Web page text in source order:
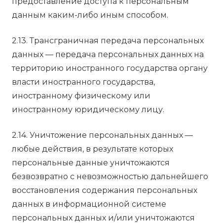
данным каким-либо иным способом.
2.13. Трансграничная передача персональных
данных — передача персональных данных на
территорию иностранного государства органу
власти иностранного государства,
иностранному физическому или
иностранному юридическому лицу.
2.14. Уничтожение персональных данных —
любые действия, в результате которых
персональные данные уничтожаются
безвозвратно с невозможностью дальнейшего
восстановления содержания персональных
данных в информационной системе
персональных данных и/или уничтожаются